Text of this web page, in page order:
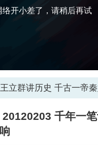
络开小差了，请稍后再试
立群讲历史 千古一帝
20120203 千年一